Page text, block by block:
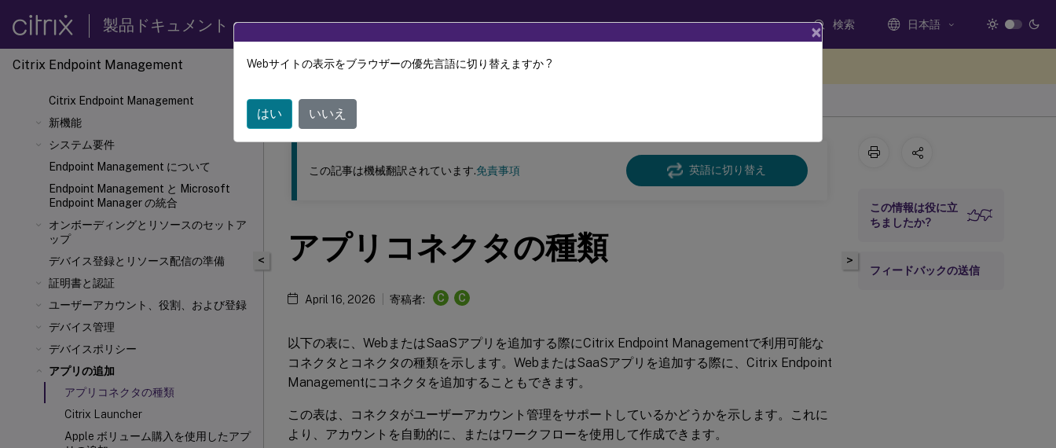
製品ドキュメント 検索 日本語
Citrix Endpoint Management
Citrix Endpoint Management
新機能
システム要件
Endpoint Management について
Endpoint Management と Microsoft
Endpoint Manager の統合
オンボーディングとリソースのセットア
ップ
デバイス登録とリソース配信の準備
証明書と認証
ユーザーアカウント、役割、および登録
デバイス管理
デバイスポリシー
アプリの追加
アプリコネクタの種類
Citrix Launcher
Apple ボリューム購入を使用したアプ
このコンテンツは動的に機械翻訳されています。
Citrix Endpoint Management
<
この記事は機械翻訳されています.免責事項 英語に切り替え
アプリコネクタの種類
April 16, 2026 寄稿者: C C
以下の表に、WebまたはSaaSアプリを追加する際にCitrix Endpoint Managementで利用可能な
コネクタとコネクタの種類を示します。WebまたはSaaSアプリを追加する際に、Citrix Endpoint
Managementにコネクタを追加することもできます。
この表は、コネクタがユーザーアカウント管理をサポートしているかどうかを示します。これに
より、アカウントを自動的に、またはワークフローを使用して作成できます。
>
この情報は役に立
ちましたか?
フィードバックの送信
×
Webサイトの表示をブラウザーの優先言語に切り替えますか ?
はい いいえ